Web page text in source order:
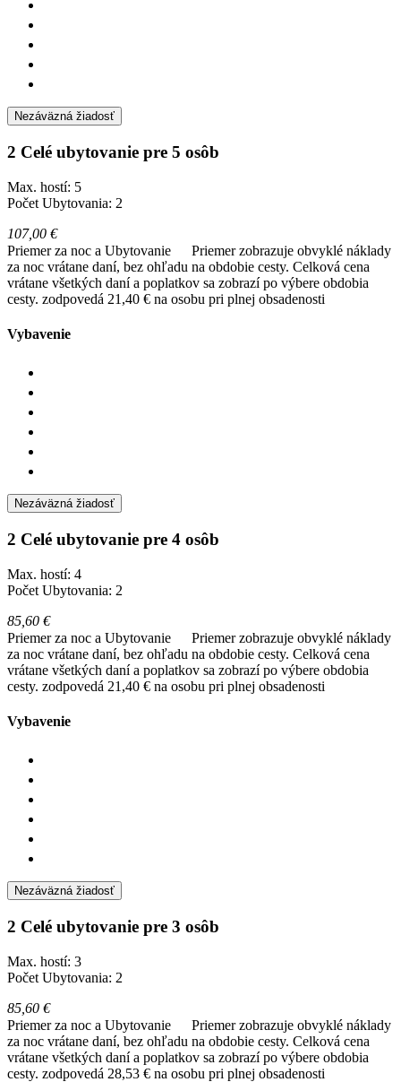
Nezáväzná žiadosť
2 Celé ubytovanie pre 5 osôb
Max. hostí: 5
Počet Ubytovania: 2
107,00 €
Priemer za noc a Ubytovanie
Priemer zobrazuje obvyklé náklady
za noc vrátane daní, bez ohľadu na obdobie cesty. Celková cena
vrátane všetkých daní a poplatkov sa zobrazí po výbere obdobia
cesty. zodpovedá 21,40 € na osobu pri plnej obsadenosti
Vybavenie
Nezáväzná žiadosť
2 Celé ubytovanie pre 4 osôb
Max. hostí: 4
Počet Ubytovania: 2
85,60 €
Priemer za noc a Ubytovanie
Priemer zobrazuje obvyklé náklady
za noc vrátane daní, bez ohľadu na obdobie cesty. Celková cena
vrátane všetkých daní a poplatkov sa zobrazí po výbere obdobia
cesty. zodpovedá 21,40 € na osobu pri plnej obsadenosti
Vybavenie
Nezáväzná žiadosť
2 Celé ubytovanie pre 3 osôb
Max. hostí: 3
Počet Ubytovania: 2
85,60 €
Priemer za noc a Ubytovanie
Priemer zobrazuje obvyklé náklady
za noc vrátane daní, bez ohľadu na obdobie cesty. Celková cena
vrátane všetkých daní a poplatkov sa zobrazí po výbere obdobia
cesty. zodpovedá 28,53 € na osobu pri plnej obsadenosti